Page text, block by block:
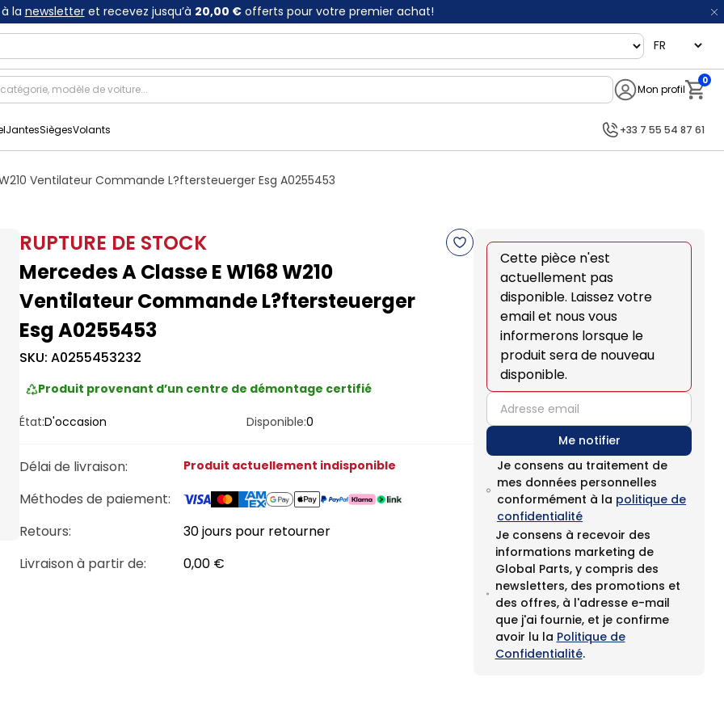
la newsletteret recevez jusqu’à 20,00 €offerts pour votre premier achat!
language
Mon profil
0
JantesSiègesVolants +33 7 55 54 87 61
Ventilateur Commande L?ftersteuerger Esg A0255453
RUPTURE DE STOCK
Mercedes A Classe E W168 W210
Ventilateur Commande L?ftersteuerger
Esg A0255453
SKU: A0255453232
Produit provenant d’un centre de démontage certifié
État:D'occasion Disponible:0
Délai de livraison: Produit actuellement indisponible
Méthodes de paiement:
Retours:
30 jours pour retourner
Livraison à partir de: 0,00 €
Cette pièce n'est
actuellement pas
disponible. Laissez votre
email et nous vous
informerons lorsque le
produit sera de nouveau
disponible.
email
Me notifier
Je consens au traitement de
mes données personnelles
conformément à la politique de
confidentialité
Je consens à recevoir des
informations marketing de
Global Parts, y compris des
newsletters, des promotions et
des offres, à l'adresse e-mail
que j'ai fournie, et je confirme
avoir lu la Politique de
Confidentialité.